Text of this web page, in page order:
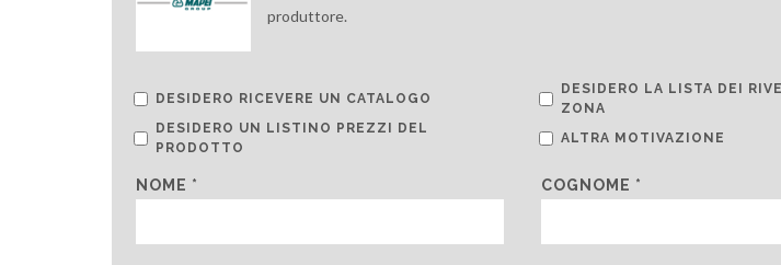
produttore.
DESIDERO RICEVERE UN CATALOGO
DESIDERO LA LISTA DEI
ZONA
DESIDERO UN LISTINO PREZZI DEL
PRODOTTO
ALTRA MOTIVAZIONE
NOME * COGNOME *